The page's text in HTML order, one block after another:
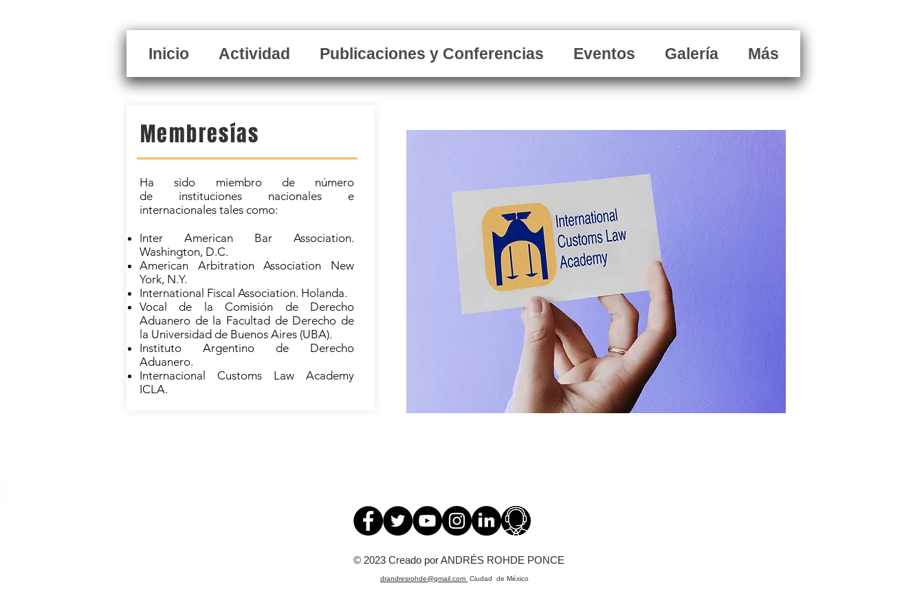
Inicio Actividad Publicaciones y Conferencias Eventos Galería Más
Membresías
Ha sido miembro de número
de instituciones nacionales e
internacionales tales como:
Inter American Bar Association.
Washington, D.C.
American Arbitration Association New
York, N.Y.
International Fiscal Association. Holanda.
Vocal de la Comisión de Derecho
Aduanero de la Facultad de Derecho de
la Universidad de Buenos Aires (UBA).
Instituto Argentino de Derecho
Aduanero.
Internacional Customs Law Academy
ICLA.
© 2023 Creado por ANDRÉS ROHDE PONCE
drandresrohde@gmail.com Ciudad de México